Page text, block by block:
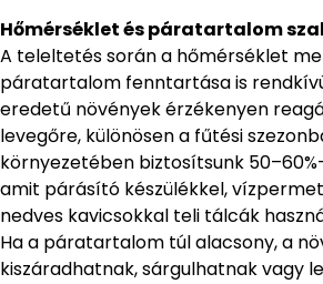
Hőmérséklet és páratartalom
A teleltetés során a hőmérséklet
páratartalom fenntartása is
eredetű növények érzékenyen
levegőre, különösen a fűtési
környezetében biztosítsunk
amit párásító készülékkel,
nedves kavicsokkal teli tálcák
Ha a páratartalom túl alacsony, a
kiszáradhatnak, sárgulhatnak vagy